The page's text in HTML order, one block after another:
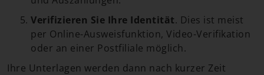
Verifizieren Sie Ihre Identität. Dies ist meist
per Online-Ausweisfunktion, Video-Verifikation
oder an einer Postfiliale möglich.
Ihre Unterlagen werden dann nach kurzer Zeit